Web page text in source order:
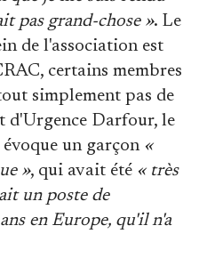
pas grand-chose ». Le
de l'association est
certains membres
simplement pas de
d'Urgence Darfour, le
évoque un garçon «
», qui avait été « très
un poste de
en Europe, qu'il n'a